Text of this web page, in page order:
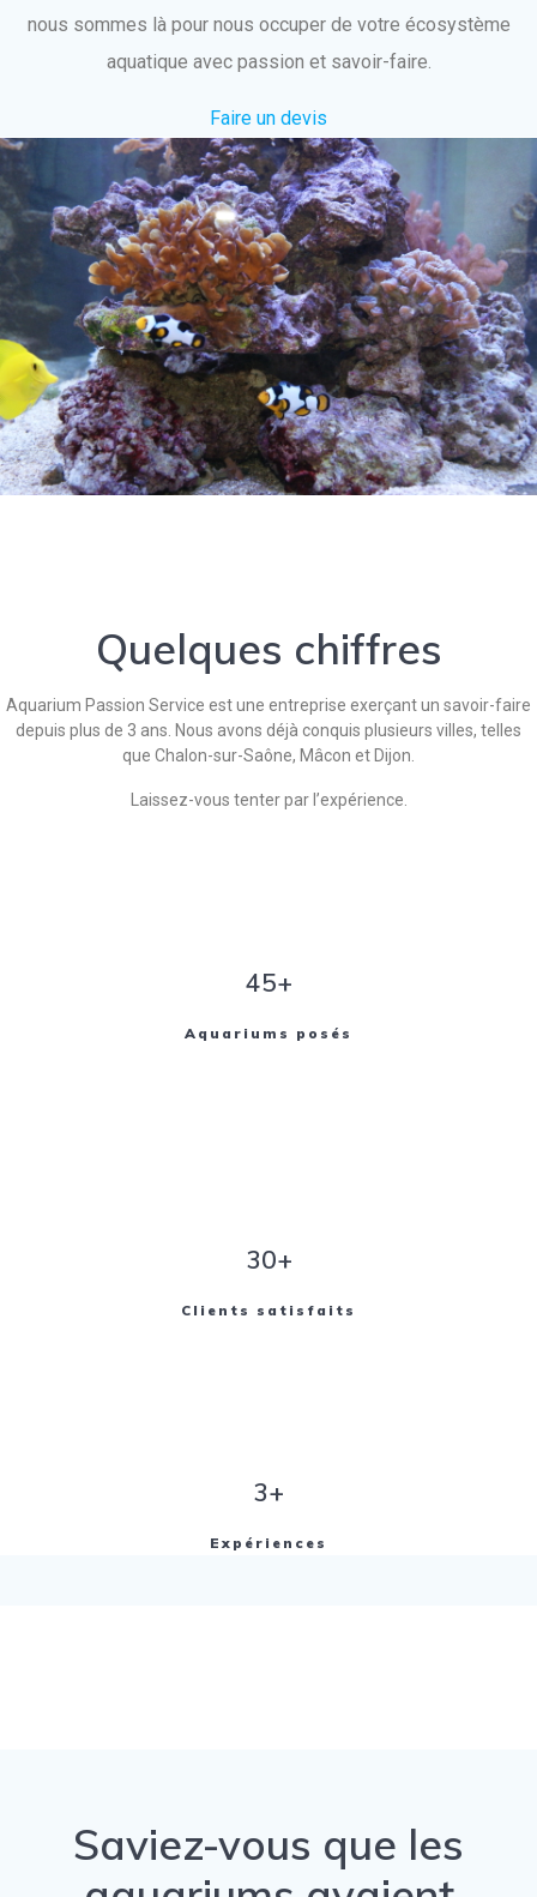
nous sommes là pour nous occuper de votre écosystème
aquatique avec passion et savoir-faire.
Faire un devis
Quelques chiffres
Aquarium Passion Service est une entreprise exerçant un savoir-faire
depuis plus de 3 ans. Nous avons déjà conquis plusieurs villes, telles
que Chalon-sur-Saône, Mâcon et Dijon.
Laissez-vous tenter par l’expérience.
45+
Aquariums posés
30+
Clients satisfaits
3+
Expériences
Saviez-vous que les